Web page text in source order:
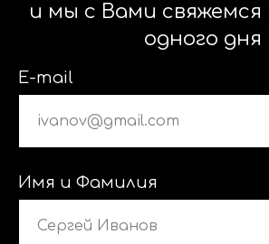
и мы с Вами свяжемся
одного дня
E-mail
Имя и Фамилия